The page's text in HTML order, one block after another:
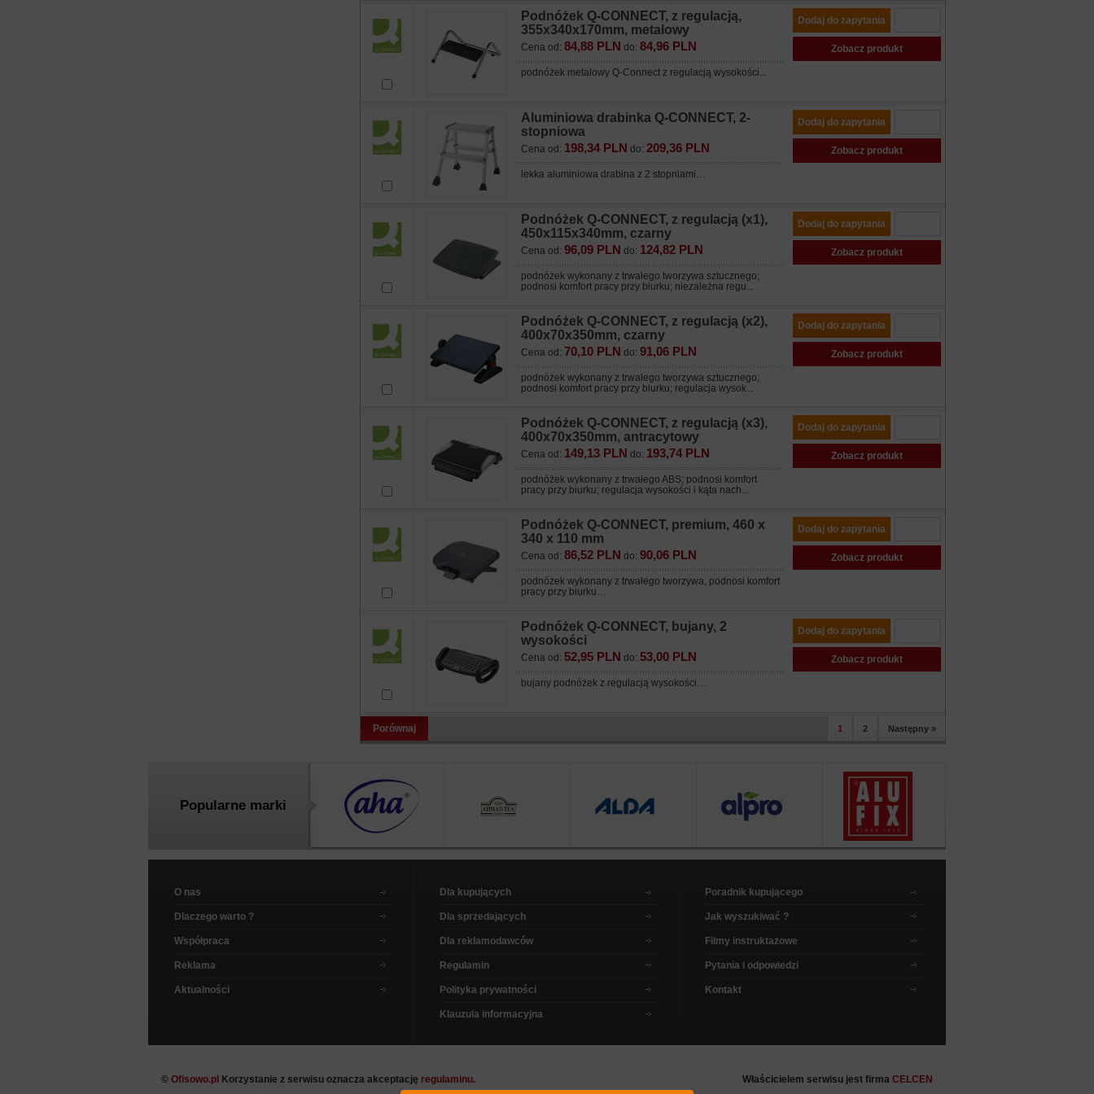
Podnóżek Q-CONNECT, z regulacją,
355x340x170mm, metalowy
Cena od: 84,88 PLN do: 84,96 PLN
podnóżek metalowy Q-Connect z regulacją wysokości...
Dodaj do zapytania
Zobacz produkt
Aluminiowa drabinka Q-CONNECT, 2-
stopniowa
Cena od: 198,34 PLN do: 209,36 PLN
lekka aluminiowa drabina z 2 stopniami…
Dodaj do zapytania
Zobacz produkt
Podnóżek Q-CONNECT, z regulacją (x1),
450x115x340mm, czarny
Cena od: 96,09 PLN do: 124,82 PLN
podnóżek wykonany z trwałego tworzywa sztucznego;
podnosi komfort pracy przy biurku; niezależna regu...
Dodaj do zapytania
Zobacz produkt
Podnóżek Q-CONNECT, z regulacją (x2),
400x70x350mm, czarny
Cena od: 70,10 PLN do: 91,06 PLN
podnóżek wykonany z trwałego tworzywa sztucznego;
podnosi komfort pracy przy biurku; regulacja wysok...
Dodaj do zapytania
Zobacz produkt
Podnóżek Q-CONNECT, z regulacją (x3),
400x70x350mm, antracytowy
Cena od: 149,13 PLN do: 193,74 PLN
podnóżek wykonany z trwałego ABS; podnosi komfort
pracy przy biurku; regulacja wysokości i kąta nach...
Dodaj do zapytania
Zobacz produkt
Podnóżek Q-CONNECT, premium, 460 x
340 x 110 mm
Cena od: 86,52 PLN do: 90,06 PLN
podnóżek wykonany z trwałego tworzywa, podnosi komfort
pracy przy biurku…
Dodaj do zapytania
Zobacz produkt
Podnóżek Q-CONNECT, bujany, 2
wysokości
Cena od: 52,95 PLN do: 53,00 PLN
bujany podnóżek z regulacją wysokości…
Dodaj do zapytania
Zobacz produkt
Porównaj 1 2 Następny »
Popularne marki
O nas
Dlaczego warto ?
Współpraca
Reklama
Aktualności
Dla kupujących
Dla sprzedających
Dla reklamodawców
Regulamin
Polityka prywatności
Klauzula informacyjna
Poradnik kupującego
Jak wyszukiwać ?
Filmy instruktażowe
Pytania i odpowiedzi
Kontakt
© Ofisowo.pl Korzystanie z serwisu oznacza akceptację regulaminu. Właścicielem serwisu jest firma CELCEN